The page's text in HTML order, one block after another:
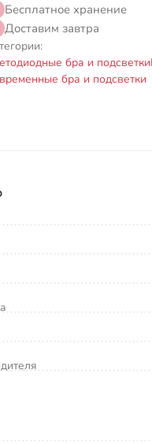
Бесплатное хранение
Доставим завтра
бра и подсветки
бра и подсветки